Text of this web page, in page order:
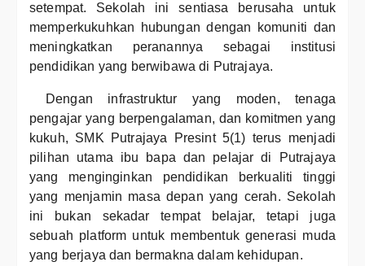
setempat. Sekolah ini sentiasa berusaha untuk
memperkukuhkan hubungan dengan komuniti dan
meningkatkan peranannya sebagai institusi
pendidikan yang berwibawa di Putrajaya.
Dengan infrastruktur yang moden, tenaga
pengajar yang berpengalaman, dan komitmen yang
kukuh, SMK Putrajaya Presint 5(1) terus menjadi
pilihan utama ibu bapa dan pelajar di Putrajaya
yang menginginkan pendidikan berkualiti tinggi
yang menjamin masa depan yang cerah. Sekolah
ini bukan sekadar tempat belajar, tetapi juga
sebuah platform untuk membentuk generasi muda
yang berjaya dan bermakna dalam kehidupan.